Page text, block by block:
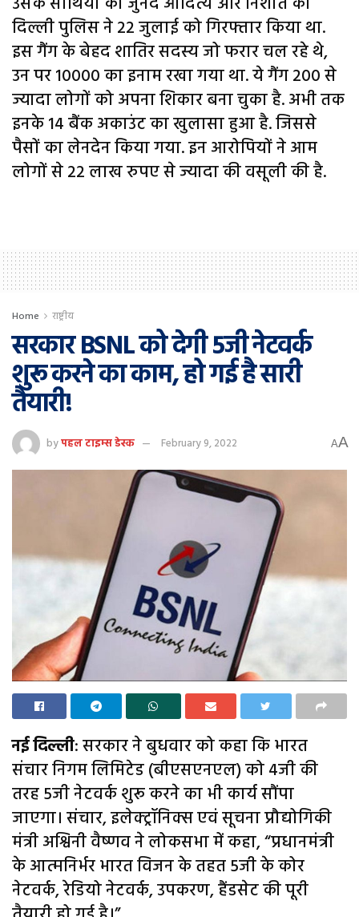
दिल्ली पुलिस ने 22 जुलाई को गिरफ्तार किया था.
इस गैंग के बेहद शातिर सदस्य जो फरार चल रहे थे,
उन पर 10000 का इनाम रखा गया था. ये गैंग 200 से
ज्यादा लोगों को अपना शिकार बना चुका है. अभी तक
इनके 14 बैंक अकाउंट का खुलासा हुआ है. जिससे
पैसों का लेनदेन किया गया. इन आरोपियों ने आम
लोगों से 22 लाख रुपए से ज्यादा की वसूली की है.
Home राष्ट्रीय
सरकार BSNL को देगी 5जी नेटवर्क
शुरू करने का काम, हो गई है सारी
तैयारी!
byपहल टाइम्स डेस्क February 9, 2022 AA
नई दिल्ली: सरकार ने बुधवार को कहा कि भारत
संचार निगम लिमिटेड (बीएसएनएल) को 4जी की
तरह 5जी नेटवर्क शुरू करने का भी कार्य सौंपा
जाएगा। संचार, इलेक्ट्रॉनिक्स एवं सूचना प्रौद्योगिकी
मंत्री अश्विनी वैष्णव ने लोकसभा में कहा, “प्रधानमंत्री
के आत्मनिर्भर भारत विजन के तहत 5जी के कोर
नेटवर्क, रेडियो नेटवर्क, उपकरण, हैंडसेट की पूरी